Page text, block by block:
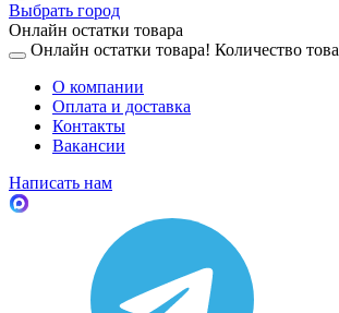
Выбрать город
Онлайн остатки товара
Онлайн остатки товара! Количество
О компании
Оплата и доставка
Контакты
Вакансии
Написать нам